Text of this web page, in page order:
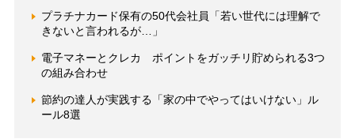
プラチナカード保有の50代会社員「若い世代には理解で
きないと言われるが…」
電子マネーとクレカ ポイントをガッチリ貯められる3つ
の組み合わせ
節約の達人が実践する「家の中でやってはいけない」ル
ール8選